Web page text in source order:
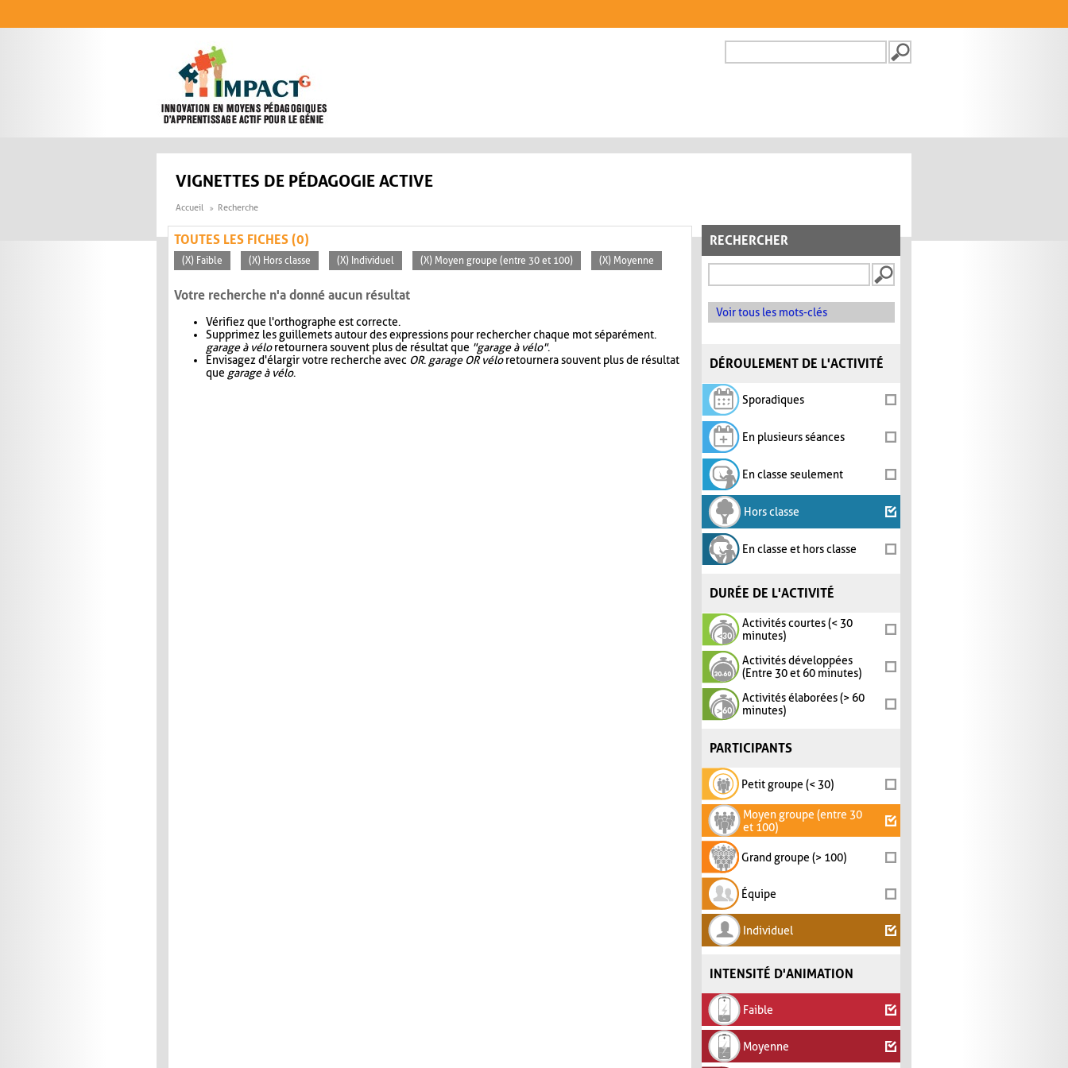
FORMULAIRE DE
VIGNETTES DE PÉDAGOGIE ACTIVE
Accueil Recherche
RECHERCHER
Voir tous les mots-clés
DÉROULEMENT DE L'ACTIVITÉ
Sporadiques
En plusieurs séances
En classe seulement
Hors classe
En classe et hors classe
DURÉE DE L'ACTIVITÉ
Activités courtes (< 30
minutes)
Activités développées
(Entre 30 et 60 minutes)
Activités élaborées (> 60
minutes)
PARTICIPANTS
Petit groupe (< 30)
Moyen groupe (entre 30
et 100)
Grand groupe (> 100)
Équipe
Individuel
INTENSITÉ D'ANIMATION
Faible
Moyenne
TOUTES LES FICHES (0)
(X) Faible (X) Hors classe (X) Individuel (X) Moyen groupe (entre 30 et 100) (X) Moyenne
Votre recherche n'a donné aucun résultat
Vérifiez que l'orthographe est correcte.
Supprimez les guillemets autour des expressions pour rechercher chaque mot séparément.
garage à véloretournera souvent plus de résultat que "garage à vélo".
Envisagez d'élargir votre recherche avec OR. garage OR véloretournera souvent plus de résultat
que garage à vélo.